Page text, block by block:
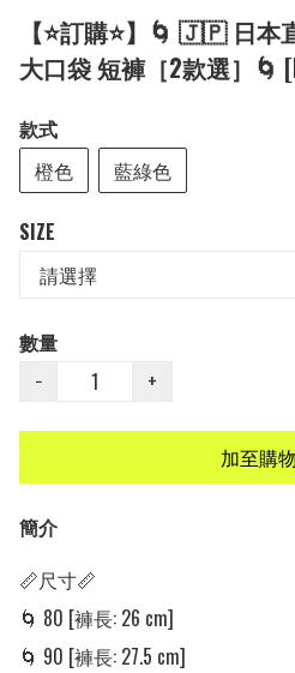
【⭐訂購⭐】🌀 🇯🇵 日
大口袋 短褲［2款選］🌀
款式
橙色
藍綠色
SIZE
數量
−
+
加至購
簡介
📏尺寸📏
🌀 80 [褲長: 26 cm]
🌀 90 [褲長: 27.5 cm]